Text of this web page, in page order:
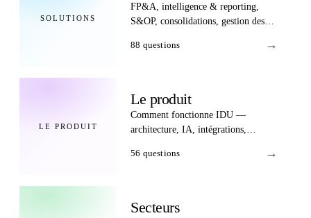
SOLUTIONS
FP&A, intelligence & reporting,
S&OP, consolidations, gestion des
88 questions →
LE PRODUIT
Le produit
Comment fonctionne IDU —
architecture, IA, intégrations,
56 questions →
Secteurs